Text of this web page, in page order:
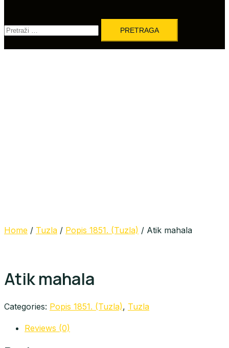
Pretraga:
Home / Tuzla / Popis 1851. (Tuzla) / Atik mahala
Atik mahala
Categories: Popis 1851. (Tuzla), Tuzla
Reviews (0)